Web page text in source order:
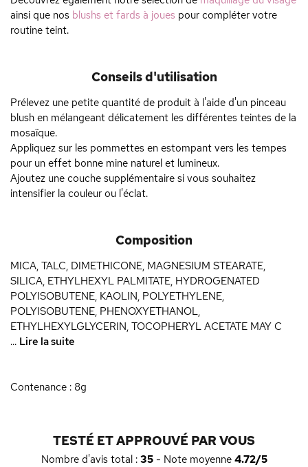
ainsi que nos blushs et fards à joues pour compléter votre
routine teint.
Conseils d'utilisation
Prélevez une petite quantité de produit à l'aide d'un pinceau
blush en mélangeant délicatement les différentes teintes de la
mosaïque.
Appliquez sur les pommettes en estompant vers les tempes
pour un effet bonne mine naturel et lumineux.
Ajoutez une couche supplémentaire si vous souhaitez
intensifier la couleur ou l'éclat.
Composition
MICA, TALC, DIMETHICONE, MAGNESIUM STEARATE,
SILICA, ETHYLHEXYL PALMITATE, HYDROGENATED
POLYISOBUTENE, KAOLIN, POLYETHYLENE,
POLYISOBUTENE, PHENOXYETHANOL,
ETHYLHEXYLGLYCERIN, TOCOPHERYL ACETATE MAY C
... Lire la suite
Contenance : 8g
TESTÉ ET APPROUVÉ PAR VOUS
Nombre d'avis total : 35- Note moyenne 4.72/5